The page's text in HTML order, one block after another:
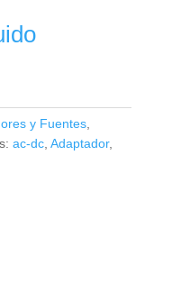
y Fuentes,
ac-dc, Adaptador,